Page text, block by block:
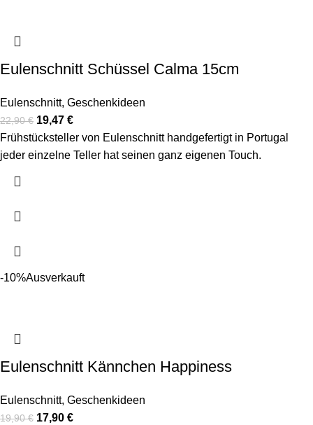
Eulenschnitt Schüssel Calma 15cm
Eulenschnitt, Geschenkideen
22,90€ 19,47 €
Frühstücksteller von Eulenschnitt handgefertigt in Portugal
jeder einzelne Teller hat seinen ganz eigenen Touch.
-10%Ausverkauft
Eulenschnitt Kännchen Happiness
Eulenschnitt, Geschenkideen
19,90€ 17,90 €